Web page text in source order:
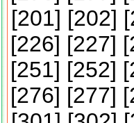
[201] [202] [
[226] [227] [
[251] [252] [
[276] [277] [